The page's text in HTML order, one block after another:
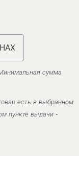
сумма
есть в выбранном
пункте выдачи -